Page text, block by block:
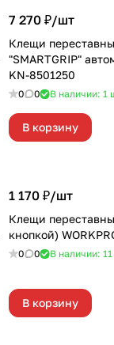
7 270 ₽/шт
Клещи
"SMARTGRIP"
KN-8501250
0 0 В наличии: 1
В корзину
1 170 ₽/шт
Клещи
кнопкой)
0 0 В наличии: 11
В корзину